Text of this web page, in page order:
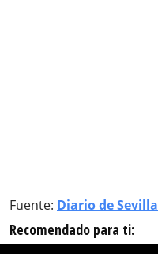
Fuente: Diario de Sevilla
Recomendado para ti: